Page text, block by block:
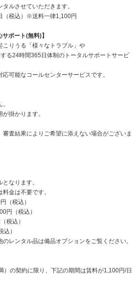
ルさせていただきます。
（税込）※送料一律1,100円
ポート(無料)】
こりうる「様々なトラブル」や
る24時間365日体制のトータルサポートサービ
可能なコールセンターサービスです。
掛かります。
査結果によりご希望に添えない場合がございま
なります。
金は不要です。
（税込）
円（税込）
税込）
）
レンタル品は備品オプションをご覧ください。
）の契約に限り、下記の期間は賃料が1,100円/日